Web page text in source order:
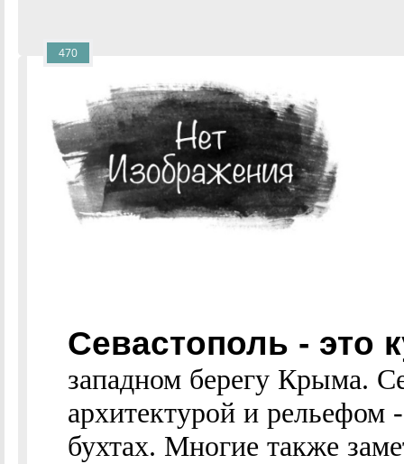
Севастополь - это
западном берегу Крыма.
архитектурой и рельефом
бухтах. Многие также
470